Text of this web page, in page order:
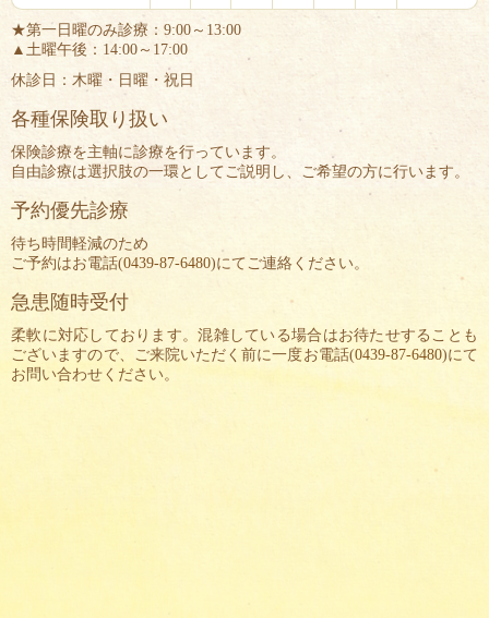
★第一日曜のみ診療：9:00～13:00
▲土曜午後：14:00～17:00
休診日：木曜・日曜・祝日
各種保険取り扱い
保険診療を主軸に診療を行っています。
自由診療は選択肢の一環としてご説明し、ご希望の方に行います。
予約優先診療
待ち時間軽減のため
ご予約はお電話(0439-87-6480)にてご連絡ください。
急患随時受付
柔軟に対応しております。混雑している場合はお待たせすることも
ございますので、ご来院いただく前に一度お電話(0439-87-6480)にて
お問い合わせください。